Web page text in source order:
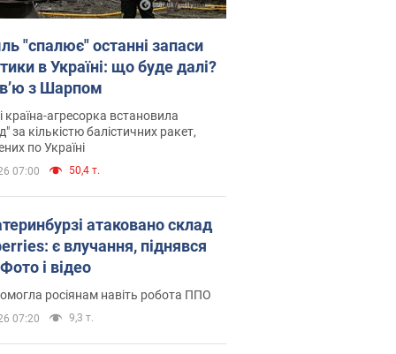
"спалює" останні запаси
в Україні: що буде далі?
з Шарпом
країна-агресорка встановила
за кількістю балістичних ракет,
по Україні
07:00 50,4 т.
атаковано склад
є влучання, піднявся
і відео
росіянам навіть робота ППО
07:20 9,3 т.